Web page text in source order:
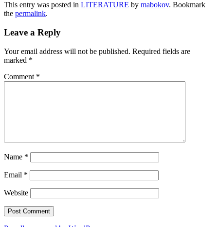
This entry was posted in LITERATURE by mabokov. Bookmark
the permalink.
Leave a Reply
Your email address will not be published. Required fields are
marked *
Comment *
Name *
Email *
Website